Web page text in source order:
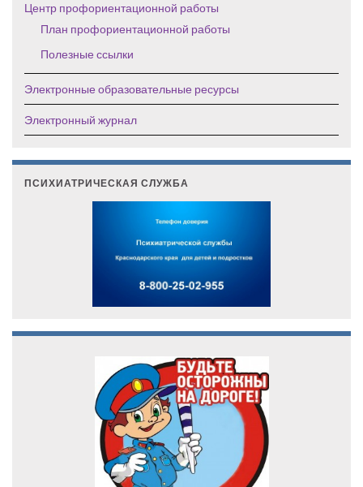
Центр профориентационной работы
План профориентационной работы
Полезные ссылки
Электронные образовательные ресурсы
Электронный журнал
ПСИХИАТРИЧЕСКАЯ СЛУЖБА